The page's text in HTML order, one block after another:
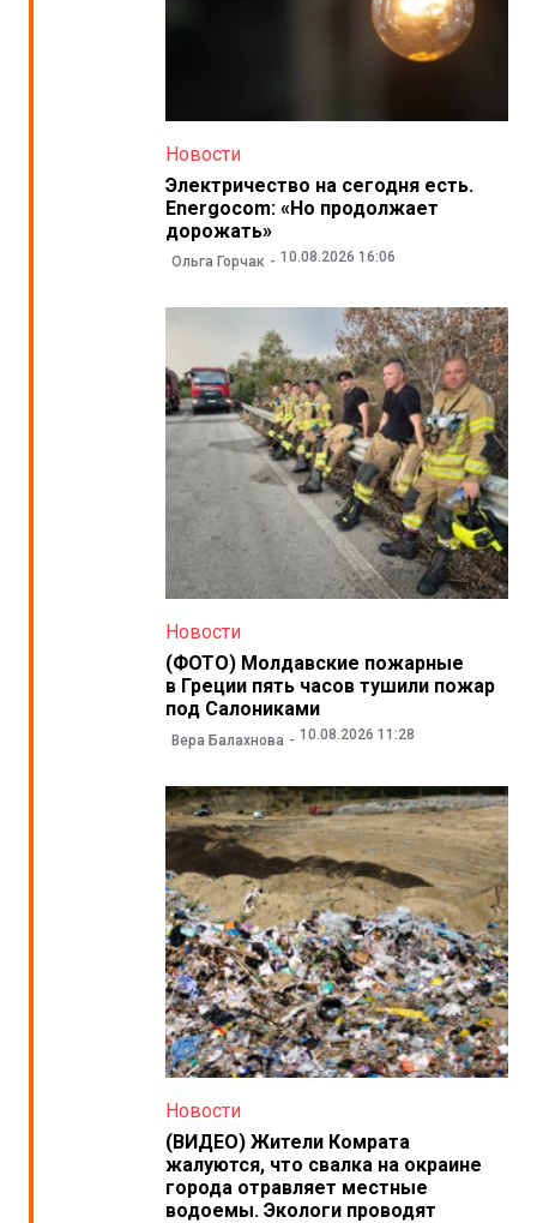
Новости
Электричество на сегодня есть.
Energocom: «Но продолжает
дорожать»
Ольга Горчак 10.08.2026 16:06
Новости
(ФОТО) Молдавские пожарные
в Греции пять часов тушили пожар
под Салониками
Вера Балахнова 10.08.2026 11:28
Новости
(ВИДЕО) Жители Комрата
жалуются, что свалка на окраине
города отравляет местные
водоемы. Экологи проводят